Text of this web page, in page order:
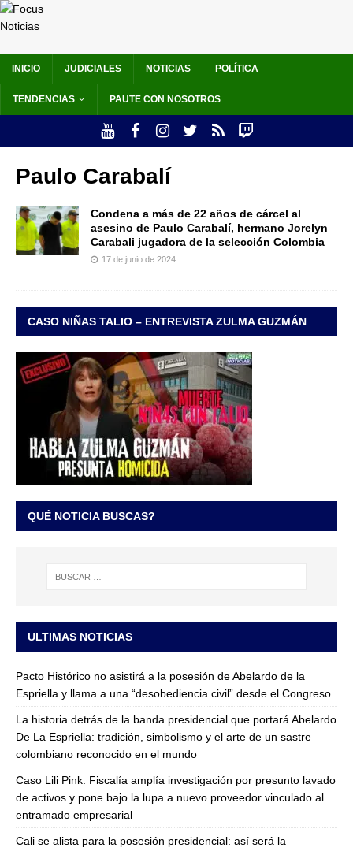
INICIO JUDICIALES NOTICIAS POLÍTICA
TENDENCIAS PAUTE CON NOSOTROS
Paulo Carabalí
Condena a más de 22 años de cárcel al
asesino de Paulo Carabalí, hermano Jorelyn
Carabali jugadora de la selección Colombia
17 de junio de 2024
CASO NIÑAS TALIO – ENTREVISTA ZULMA GUZMÁN
QUÉ NOTICIA BUSCAS?
ULTIMAS NOTICIAS
Pacto Histórico no asistirá a la posesión de Abelardo de la
Espriella y llama a una “desobediencia civil” desde el Congreso
La historia detrás de la banda presidencial que portará Abelardo
De La Espriella: tradición, simbolismo y el arte de un sastre
colombiano reconocido en el mundo
Caso Lili Pink: Fiscalía amplía investigación por presunto lavado
de activos y pone bajo la lupa a nuevo proveedor vinculado al
entramado empresarial
Cali se alista para la posesión presidencial: así será la